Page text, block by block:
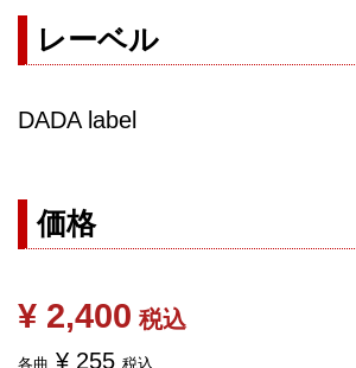
レーベル
DADA label
価格
¥ 2,400 税込
各曲 ¥ 255 税込